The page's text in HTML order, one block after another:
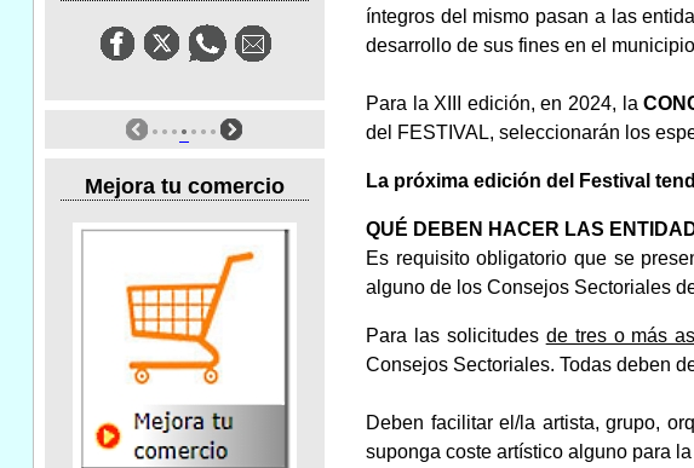
Mejora tu comercio
íntegros del mismo pasan a las
desarrollo de sus fines en el
Para la XIII edición, en 2024, la
del FESTIVAL, seleccionarán los
La próxima edición del Festival
QUÉ DEBEN HACER LAS
Es requisito obligatorio que se
alguno de los Consejos Sectoriales
Para las solicitudes de tres o más
Consejos Sectoriales. Todas deben
Deben facilitar el/la artista, grupo,
suponga coste artístico alguno para